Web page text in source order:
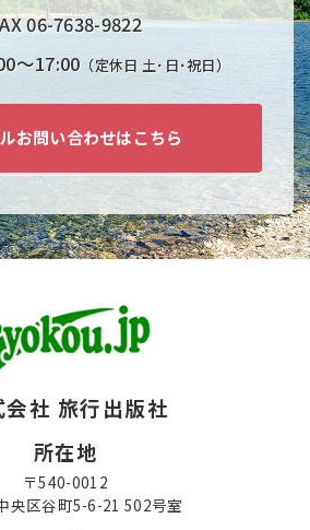
06-7638-9822
〜17:00（定休日 土･日･祝日）
お問い合わせはこちら
会社 旅行出版社
所在地
〒540-0012
央区谷町5-6-21 502号室